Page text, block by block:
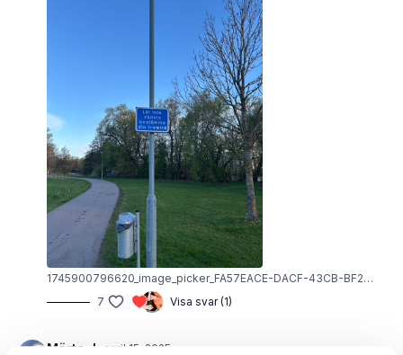
1745900796620_image_picker_FA57EACE-DACF-43CB-BF28-DA2E9FDF4528-49465-00005115F1AE80AB.1745900796.jpg
7
Visa svar (1)
Märta J. april 15, 2025